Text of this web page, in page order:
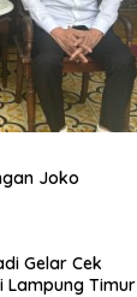
Joko
Gelar Cek
Lampung Timur